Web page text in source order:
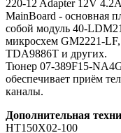
220-12 Adapter 12V
MainBoard - основная
собой модуль 40-
микросхем GM2221-
TDA9886T и других.
Тюнер 07-389F15-
обеспечивает приём
каналы.
Дополнительная
HT150X02-100